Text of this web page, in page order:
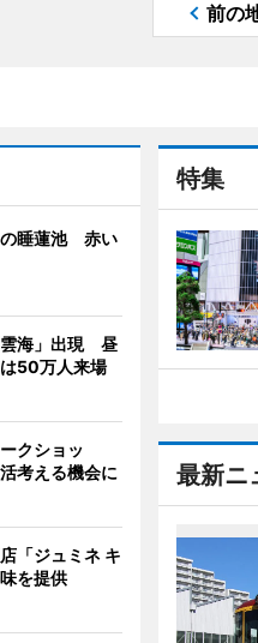
前の
特集
最新ニ
の睡蓮池 赤い
雲海」出現 昼
50万人来場
クショッ
考える機会に
「ジュミネ キ
を提供